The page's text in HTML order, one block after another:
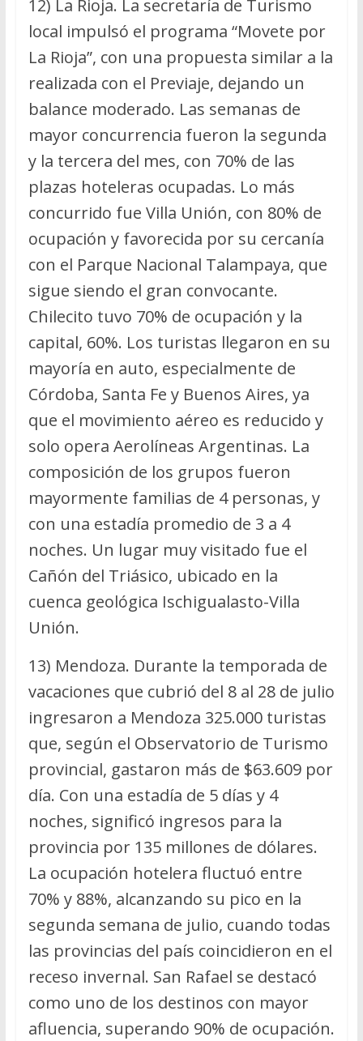
12) La Rioja. La secretaría de Turismo
local impulsó el programa “Movete por
La Rioja”, con una propuesta similar a la
realizada con el Previaje, dejando un
balance moderado. Las semanas de
mayor concurrencia fueron la segunda
y la tercera del mes, con 70% de las
plazas hoteleras ocupadas. Lo más
concurrido fue Villa Unión, con 80% de
ocupación y favorecida por su cercanía
con el Parque Nacional Talampaya, que
sigue siendo el gran convocante.
Chilecito tuvo 70% de ocupación y la
capital, 60%. Los turistas llegaron en su
mayoría en auto, especialmente de
Córdoba, Santa Fe y Buenos Aires, ya
que el movimiento aéreo es reducido y
solo opera Aerolíneas Argentinas. La
composición de los grupos fueron
mayormente familias de 4 personas, y
con una estadía promedio de 3 a 4
noches. Un lugar muy visitado fue el
Cañón del Triásico, ubicado en la
cuenca geológica Ischigualasto-Villa
Unión.
13) Mendoza. Durante la temporada de
vacaciones que cubrió del 8 al 28 de julio
ingresaron a Mendoza 325.000 turistas
que, según el Observatorio de Turismo
provincial, gastaron más de $63.609 por
día. Con una estadía de 5 días y 4
noches, significó ingresos para la
provincia por 135 millones de dólares.
La ocupación hotelera fluctuó entre
70% y 88%, alcanzando su pico en la
segunda semana de julio, cuando todas
las provincias del país coincidieron en el
receso invernal. San Rafael se destacó
como uno de los destinos con mayor
afluencia, superando 90% de ocupación.